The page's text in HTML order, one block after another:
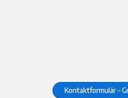
Kontaktformulär –